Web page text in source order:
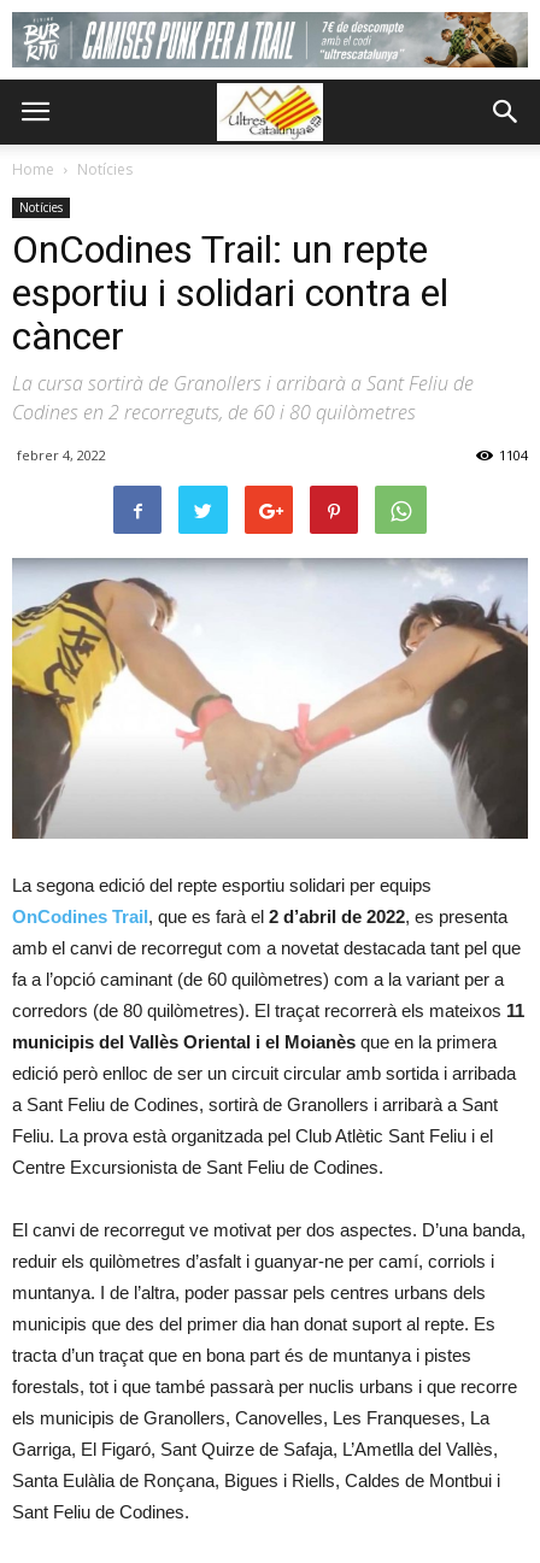
Home Notícies
Notícies
OnCodines Trail: un repte
esportiu i solidari contra el
càncer
La cursa sortirà de Granollers i arribarà a Sant Feliu de
Codines en 2 recorreguts, de 60 i 80 quilòmetres
febrer 4, 2022 1104
La segona edició del repte esportiu solidari per equips
OnCodines Trail, que es farà el 2 d’abril de 2022, es presenta
amb el canvi de recorregut com a novetat destacada tant pel que
fa a l’opció caminant (de 60 quilòmetres) com a la variant per a
corredors (de 80 quilòmetres). El traçat recorrerà els mateixos 11
municipis del Vallès Oriental i el Moianès que en la primera
edició però enlloc de ser un circuit circular amb sortida i arribada
a Sant Feliu de Codines, sortirà de Granollers i arribarà a Sant
Feliu. La prova està organitzada pel Club Atlètic Sant Feliu i el
Centre Excursionista de Sant Feliu de Codines.
El canvi de recorregut ve motivat per dos aspectes. D’una banda,
reduir els quilòmetres d’asfalt i guanyar-ne per camí, corriols i
muntanya. I de l’altra, poder passar pels centres urbans dels
municipis que des del primer dia han donat suport al repte. Es
tracta d’un traçat que en bona part és de muntanya i pistes
forestals, tot i que també passarà per nuclis urbans i que recorre
els municipis de Granollers, Canovelles, Les Franqueses, La
Garriga, El Figaró, Sant Quirze de Safaja, L’Ametlla del Vallès,
Santa Eulàlia de Ronçana, Bigues i Riells, Caldes de Montbui i
Sant Feliu de Codines.